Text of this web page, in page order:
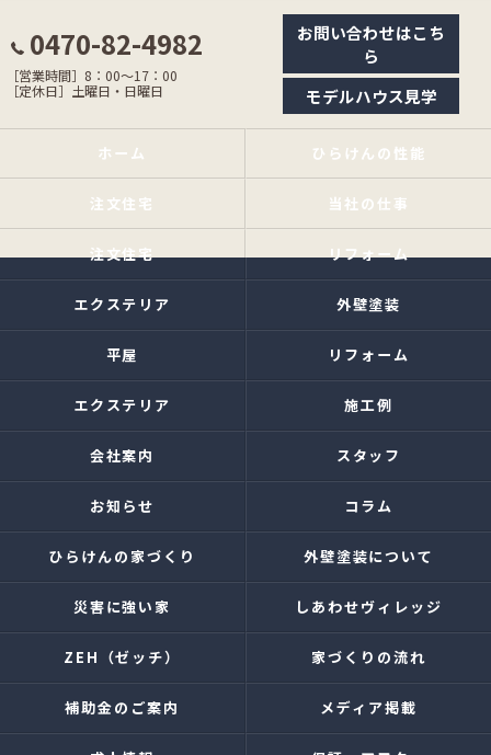
0470-82-4982
［営業時間］8：00〜17：00
［定休日］土曜日・日曜日
お問い合わせはこち
ら
モデルハウス見学
ホーム ひらけんの性能
注文住宅 当社の仕事
注文住宅 リフォーム
エクステリア 外壁塗装
平屋 リフォーム
エクステリア 施工例
会社案内 スタッフ
お知らせ コラム
ひらけんの家づくり 外壁塗装について
災害に強い家 しあわせヴィレッジ
ZEH（ゼッチ） 家づくりの流れ
補助金のご案内 メディア掲載